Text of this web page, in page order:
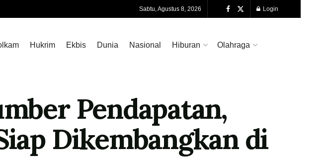
Sabtu, Agustus 8, 2026 Login
Hukrim Ekbis Dunia Nasional Hiburan Olahraga
Pendapatan,
Dikembangkan di